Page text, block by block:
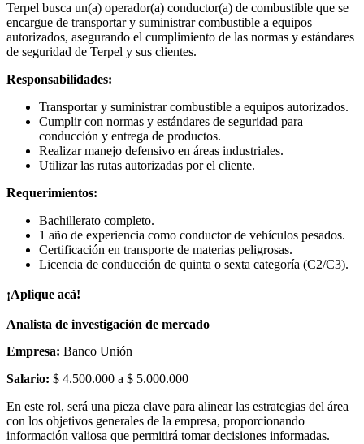
Terpel busca un(a) operador(a) conductor(a) de combustible que se
encargue de transportar y suministrar combustible a equipos
autorizados, asegurando el cumplimiento de las normas y estándares
de seguridad de Terpel y sus clientes.
Responsabilidades:
Transportar y suministrar combustible a equipos autorizados.
Cumplir con normas y estándares de seguridad para
conducción y entrega de productos.
Realizar manejo defensivo en áreas industriales.
Utilizar las rutas autorizadas por el cliente.
Requerimientos:
Bachillerato completo.
1 año de experiencia como conductor de vehículos pesados.
Certificación en transporte de materias peligrosas.
Licencia de conducción de quinta o sexta categoría (C2/C3).
¡Aplique acá!
Analista de investigación de mercado
Empresa: Banco Unión
Salario: $ 4.500.000 a $ 5.000.000
En este rol, será una pieza clave para alinear las estrategias del área
con los objetivos generales de la empresa, proporcionando
información valiosa que permitirá tomar decisiones informadas.